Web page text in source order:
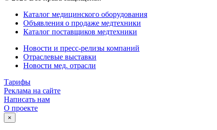
Каталог медицинского оборудования
Объявления о продаже медтехники
Каталог поставщиков медтехники
Новости и пресс-релизы компаний
Отраслевые выставки
Новости мед. отрасли
Тарифы
Реклама на сайте
Написать нам
О проекте
×